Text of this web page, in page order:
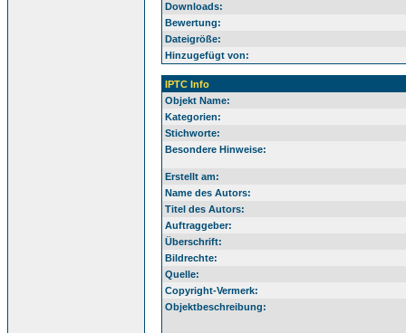
Downloads:
Bewertung:
Dateigröße:
Hinzugefügt von:
IPTC Info
Objekt Name:
Kategorien:
Stichworte:
Besondere Hinweise:
Erstellt am:
Name des Autors:
Titel des Autors:
Auftraggeber:
Überschrift:
Bildrechte:
Quelle:
Copyright-Vermerk:
Objektbeschreibung: